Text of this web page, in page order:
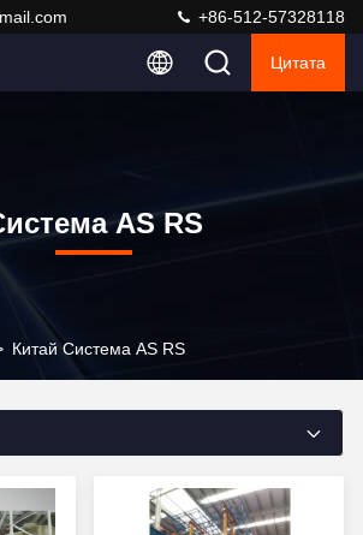
+86-512-57328118
Цитата
AS RS
Китай Система AS RS